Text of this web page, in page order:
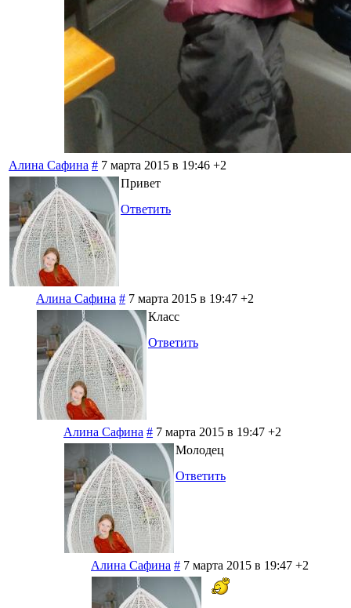
Алина Сафина # 7 марта 2015 в 19:46 +2
Привет
Ответить
Алина Сафина # 7 марта 2015 в 19:47 +2
Класс
Ответить
Алина Сафина # 7 марта 2015 в 19:47 +2
Молодец
Ответить
Алина Сафина # 7 марта 2015 в 19:47 +2